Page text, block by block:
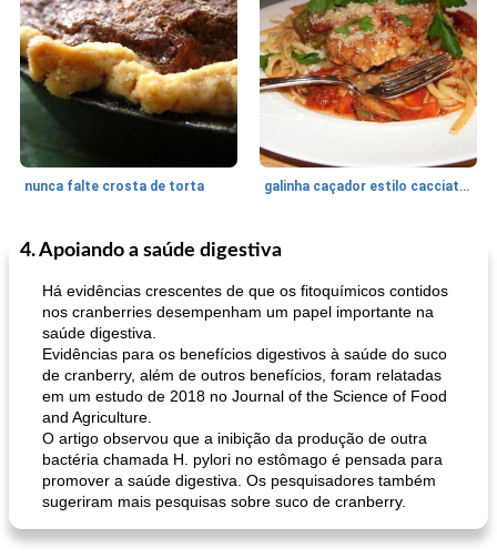
nunca falte crosta de torta galinha caçador estilo cacciatore
1470min
Feriados e Eventos
queijo festivo mergulho 'slaw'
Punch Beverage
perfurador de romã temperada
4. Apoiando a saúde digestiva
Há evidências crescentes de que os fitoquímicos contidos
nos cranberries desempenham um papel importante na
saúde digestiva.
Evidências para os benefícios digestivos à saúde do suco
de cranberry, além de outros benefícios, foram relatadas
em um estudo de 2018 no Journal of the Science of Food
and Agriculture.
O artigo observou que a inibição da produção de outra
bactéria chamada H. pylori no estômago é pensada para
promover a saúde digestiva. Os pesquisadores também
sugeriram mais pesquisas sobre suco de cranberry.